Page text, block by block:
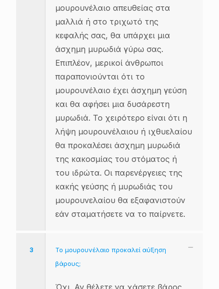
μουρουνέλαιο απευθείας στα
μαλλιά ή στο τριχωτό της
κεφαλής σας, θα υπάρχει μια
άσχημη μυρωδιά γύρω σας.
Επιπλέον, μερικοί άνθρωποι
παραπονιούνται ότι το
μουρουνέλαιο έχει άσχημη γεύση
και θα αφήσει μια δυσάρεστη
μυρωδιά. Το χειρότερο είναι ότι η
λήψη μουρουνέλαιου ή ιχθυελαίου
θα προκαλέσει άσχημη μυρωδιά
της κακοσμίας του στόματος ή
του ιδρώτα. Οι παρενέργειες της
κακής γεύσης ή μυρωδιάς του
μουρουνελαίου θα εξαφανιστούν
εάν σταματήσετε να το παίρνετε.
3
Το μουρουνέλαιο προκαλεί αύξηση
βάρους;